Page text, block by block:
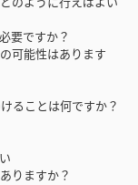
ですか？
能性はあります
ることは何ですか？
ますか？